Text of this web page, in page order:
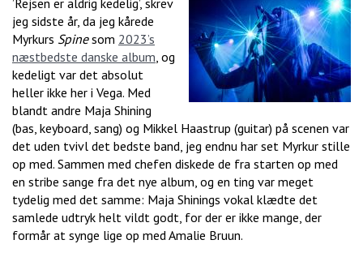
’Rejsen er aldrig kedelig’, skrev
jeg sidste år, da jeg kårede
Myrkurs Spinesom 2023’s
næstbedste danske album, og
kedeligt var det absolut
heller ikke her i Vega. Med
blandt andre Maja Shining
(bas, keyboard, sang) og Mikkel Haastrup (guitar) på scenen var
det uden tvivl det bedste band, jeg endnu har set Myrkur stille
op med. Sammen med chefen diskede de fra starten op med
en stribe sange fra det nye album, og en ting var meget
tydelig med det samme: Maja Shinings vokal klædte det
samlede udtryk helt vildt godt, for der er ikke mange, der
formår at synge lige op med Amalie Bruun.